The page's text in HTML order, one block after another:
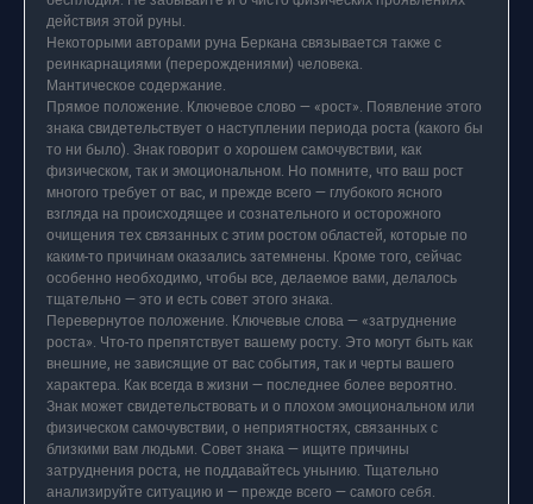
действия этой руны.
Некоторыми авторами руна Беркана связывается также с
реинкарнациями (перерождениями) человека.
Мантическое содержание.
Прямое положение. Ключевое слово — «рост». Появление этого
знака свидетельствует о наступлении периода роста (какого бы
то ни было). Знак говорит о хорошем самочувствии, как
физическом, так и эмоциональном. Но помните, что ваш рост
многого требует от вас, и прежде всего — глубокого ясного
взгляда на происходящее и сознательного и осторожного
очищения тех связанных с этим ростом областей, которые по
каким-то причинам оказались затемнены. Кроме того, сейчас
особенно необходимо, чтобы все, делаемое вами, делалось
тщательно — это и есть совет этого знака.
Перевернутое положение. Ключевые слова — «затруднение
роста». Что-то препятствует вашему росту. Это могут быть как
внешние, не зависящие от вас события, так и черты вашего
характера. Как всегда в жизни — последнее более вероятно.
Знак может свидетельствовать и о плохом эмоциональном или
физическом самочувствии, о неприятностях, связанных с
близкими вам людьми. Совет знака — ищите причины
затруднения роста, не поддавайтесь унынию. Тщательно
анализируйте ситуацию и — прежде всего — самого себя.